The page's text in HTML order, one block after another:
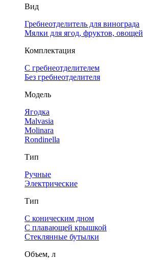
Вид
Гребнеотделитель для винограда
Мялки для ягод, фруктов, овощей
Комплектация
С гребнеотделителем
Без гребнеотделителя
Модель
Ягодка
Malvasia
Molinara
Rondinella
Тип
Ручные
Электрические
Тип
С коническим дном
С плавающей крышкой
Стеклянные бутылки
Объем, л